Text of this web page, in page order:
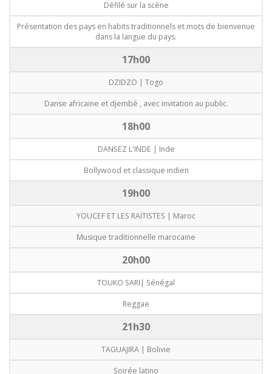
Défilé sur la scène
Présentation des pays en habits traditionnels et mots de bienvenue
dans la langue du pays.
17h00
DZIDZO | Togo
Danse africaine et djembé , avec invitation au public.
18h00
DANSEZ L'INDE | Inde
Bollywood et classique indien
19h00
YOUCEF ET LES RAÏTISTES | Maroc
Musique traditionnelle marocaine
20h00
TOUKO SARI| Sénégal
Reggae
21h30
TAGUAJIRA | Bolivie
Soirée latino